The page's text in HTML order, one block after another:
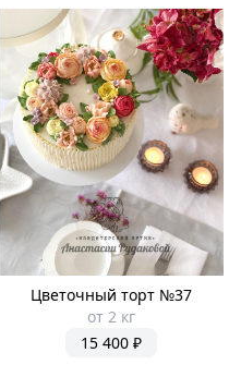
Цветочный торт №37
от 2 кг
15 400 ₽